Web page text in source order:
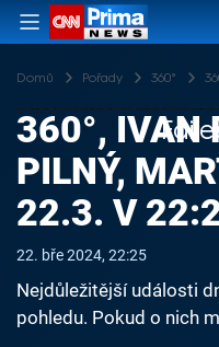
Domů Pořady 360°
360°, IVAN
PILNÝ,
22.3. V
22. bře 2024, 22:25
Nejdůležitější události
pohledu. Pokud o nich